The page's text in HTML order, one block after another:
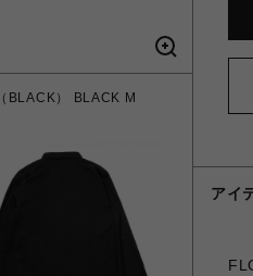
BLACK） BLACK M
アイ